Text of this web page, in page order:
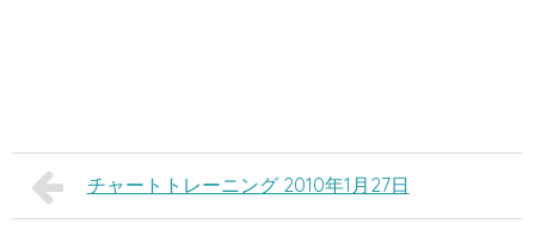
チャートトレーニング 2010年1月27日